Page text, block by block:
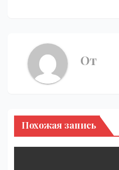
От
Похожая запись